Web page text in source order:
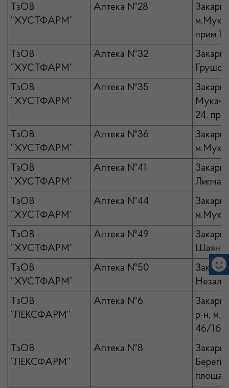
ТзОВ
“ХУСТФАРМ”
Аптека №28
прим.14
ТзОВ
“ХУСТФАРМ”
Аптека №32
ТзОВ
“ХУСТФАРМ”
Аптека №35
24,
ТзОВ
“ХУСТФАРМ”
Аптека №36
ТзОВ
“ХУСТФАРМ”
Аптека №41
Липча,
ТзОВ
“ХУСТФАРМ”
Аптека №44
ТзОВ
“ХУСТФАРМ”
Аптека №49
Шаян,
ТзОВ
“ХУСТФАРМ”
Аптека №50
ТзОВ
“ЛЕКСФАРМ”
Аптека №6
р-н,
46/1б
ТзОВ
“ЛЕКСФАРМ”
Аптека №8
площа